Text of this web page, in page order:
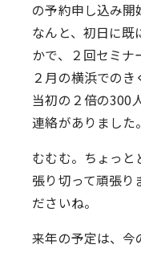
の予約申し込み
なんと、初日に既
かで、２回セミナ
２月の横浜でのき
当初の２倍の300
連絡がありました。
むむむ。ちょっと
張り切って頑張り
ださいね。
来年の予定は、今